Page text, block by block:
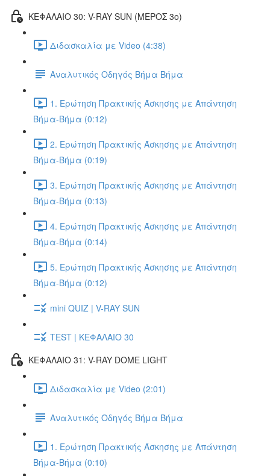
ΚΕΦΑΛΑΙΟ 30: V-RAY SUN (ΜΕΡΟΣ 3o)
Διδασκαλία με Video (4:38)
Αναλυτικός Οδηγός Βήμα Βήμα
1. Ερώτηση Πρακτικής Άσκησης με Απάντηση
Βήμα-Βήμα (0:12)
2. Ερώτηση Πρακτικής Άσκησης με Απάντηση
Βήμα-Βήμα (0:19)
3. Ερώτηση Πρακτικής Άσκησης με Απάντηση
Βήμα-Βήμα (0:13)
4. Ερώτηση Πρακτικής Άσκησης με Απάντηση
Βήμα-Βήμα (0:14)
5. Ερώτηση Πρακτικής Άσκησης με Απάντηση
Βήμα-Βήμα (0:12)
mini QUIZ | V-RAY SUN
TEST | ΚΕΦΑΛΑΙΟ 30
ΚΕΦΑΛΑΙΟ 31: V-RAY DOME LIGHT
Διδασκαλία με Video (2:01)
Αναλυτικός Οδηγός Βήμα Βήμα
1. Ερώτηση Πρακτικής Άσκησης με Απάντηση
Βήμα-Βήμα (0:10)